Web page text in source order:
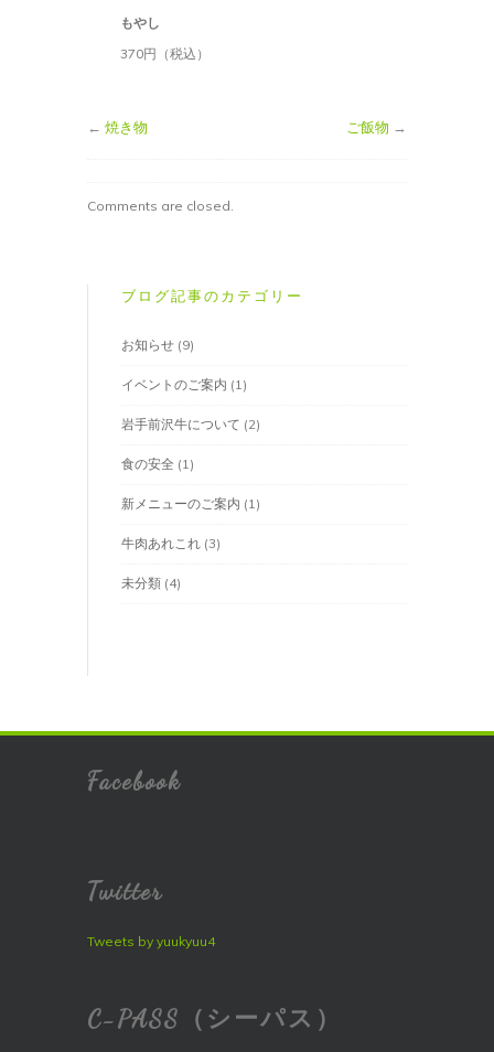
もやし
370円（税込）
← 焼き物 ご飯物 →
Comments are closed.
ブログ記事のカテゴリー
お知らせ (9)
イベントのご案内 (1)
岩手前沢牛について (2)
食の安全 (1)
新メニューのご案内 (1)
牛肉あれこれ (3)
未分類 (4)
Facebook
Twitter
Tweets by yuukyuu4
C-PASS（シーパス）